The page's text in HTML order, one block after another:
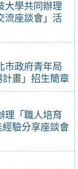
大學共同辦理
流座談會」活
市政府青年局
計畫」招生簡章
理「職人培育
驗分享座談會